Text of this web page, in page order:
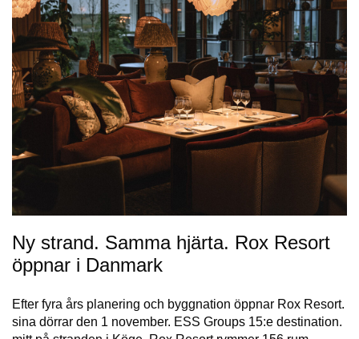
Ny strand. Samma hjärta. Rox Resort
öppnar i Danmark
Efter fyra års planering och byggnation öppnar Rox Resort.
sina dörrar den 1 november. ESS Groups 15:e destination.